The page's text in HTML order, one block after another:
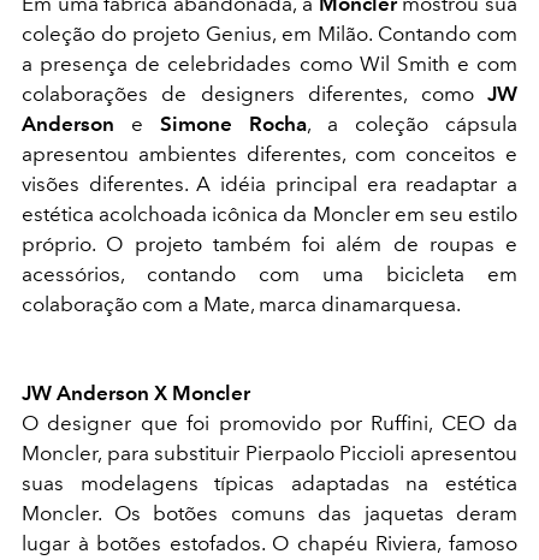
coleção do projeto Genius, em Milão. Contando com
a presença de celebridades como Wil Smith e com
colaborações de designers diferentes, como JW
Anderson e Simone Rocha, a coleção cápsula
apresentou ambientes diferentes, com conceitos e
visões diferentes. A idéia principal era readaptar a
estética acolchoada icônica da Moncler em seu estilo
próprio. O projeto também foi além de roupas e
acessórios, contando com uma bicicleta em
colaboração com a Mate, marca dinamarquesa.
JW Anderson X Moncler
O designer que foi promovido por Ruffini, CEO da
Moncler, para substituir Pierpaolo Piccioli apresentou
suas modelagens típicas adaptadas na estética
Moncler. Os botões comuns das jaquetas deram
lugar à botões estofados. O chapéu Riviera, famoso